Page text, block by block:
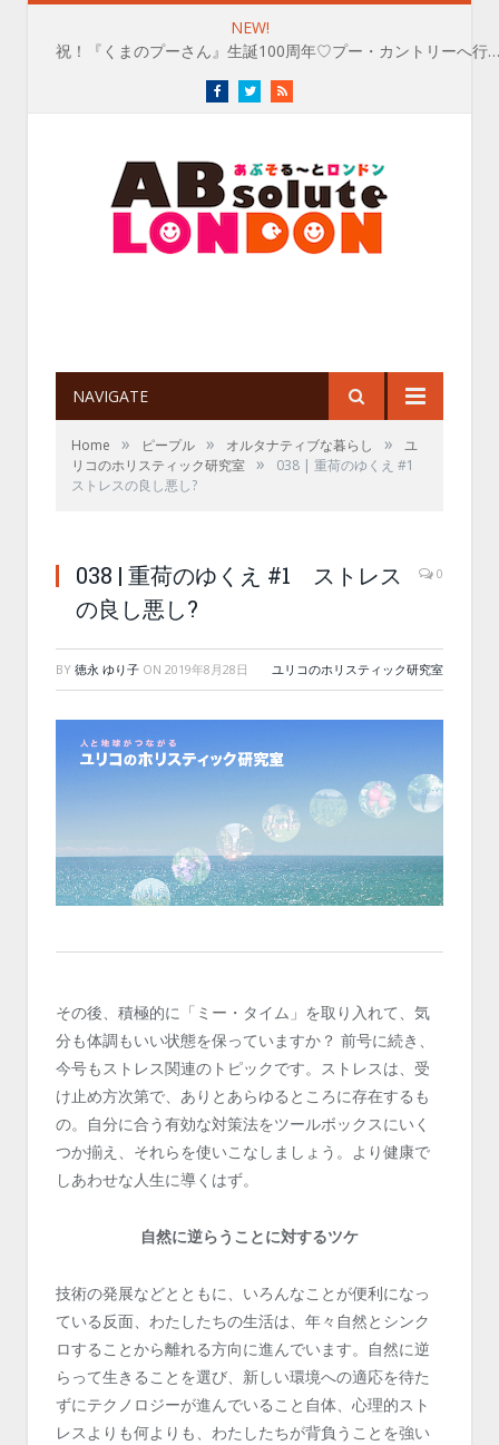
NEW!
祝！『くまのプーさん』生誕100周年♡プー・カントリーへ行こう♪
FacebookTwitterRSS
NAVIGATE
Home » ピープル » オルタナティブな暮らし »
ユ
リコのホリスティック研究室 »
038 | 重荷のゆくえ #1
ストレスの良し悪し?
038 | 重荷のゆくえ #1 ストレス
の良し悪し?
0
BY 徳永 ゆり子 ON 2019年8月28日 ユリコのホリスティック研究室
その後、積極的に「ミー・タイム」を取り入れて、気
分も体調もいい状態を保っていますか？ 前号に続き、
今号もストレス関連のトピックです。ストレスは、受
け止め方次第で、ありとあらゆるところに存在するも
の。自分に合う有効な対策法をツールボックスにいく
つか揃え、それらを使いこなしましょう。より健康で
しあわせな人生に導くはず。
自然に逆らうことに対するツケ
技術の発展などとともに、いろんなことが便利になっ
ている反面、わたしたちの生活は、年々自然とシンク
ロすることから離れる方向に進んでいます。自然に逆
らって生きることを選び、新しい環境への適応を待た
ずにテクノロジーが進んでいること自体、心理的スト
レスよりも何よりも、わたしたちが背負うことを強い